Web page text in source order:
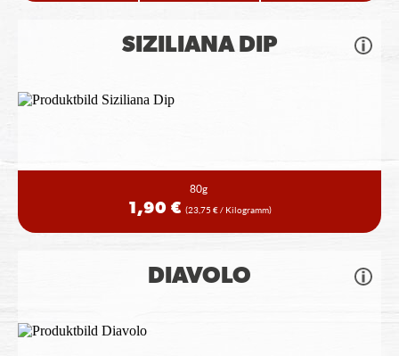
SIZILIANA DIP
80g
1,90 € (23,75 € / Kilogramm)
DIAVOLO